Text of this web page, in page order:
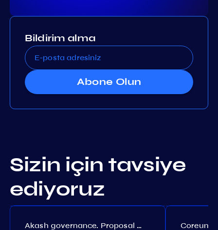
Bildirim alma
Abone Olun
Sizin için tavsiye
ediyoruz
Akash governance. Proposal №308